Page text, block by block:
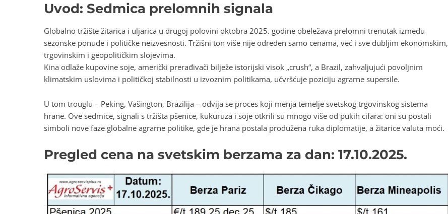
Uvod: Sedmica prelomnih signala
Globalno tržište žitarica i uljarica u drugoj polovini oktobra 2025. godine obeležava prelomni trenutak između
sezonske ponude i političke neizvesnosti. Tržišni ton više nije određen samo cenama, već i sve dubljim ekonomskim,
trgovinskim i geopolitičkim slojevima.
Kina odlaže kupovine soje, američki prerađivači bilježe istorijski visok „crush“, a Brazil, zahvaljujući povoljnim
klimatskim uslovima i političkoj stabilnosti u izvoznim politikama, učvršćuje poziciju agrarne supersile.
U tom trouglu – Peking, Vašington, Brazilija – odvija se proces koji menja temelje svetskog trgovinskog sistema
hrane. Ove sedmice, signali s tržišta pšenice, kukuruza i soje otkrili su mnogo više od pukih cifara: oni su postali
simboli nove faze globalne agrarne politike, gde je hrana postala produžena ruka diplomatije, a žitarice valuta moći.
Pregled cena na svetskim berzama za dan: 17.10.2025.